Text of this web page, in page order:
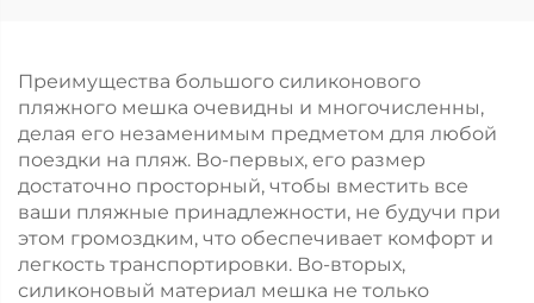
Преимущества большого силиконового
пляжного мешка очевидны и многочисленны,
делая его незаменимым предметом для любой
поездки на пляж. Во-первых, его размер
достаточно просторный, чтобы вместить все
ваши пляжные принадлежности, не будучи при
этом громоздким, что обеспечивает комфорт и
легкость транспортировки. Во-вторых,
силиконовый материал мешка не только